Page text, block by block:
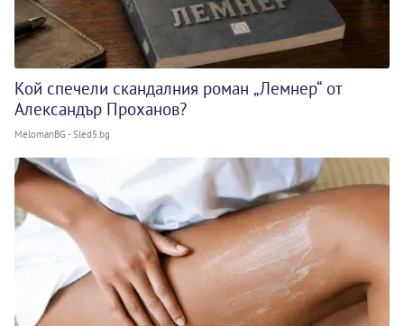
Кой спечели скандалния роман „Лемнер“ от
Александър Проханов?
MelomanBG - Sled5.bg